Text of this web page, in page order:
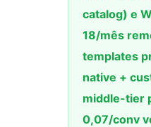
catalog) e
18/mês
templates
native +
middle-tier
0,07/conv